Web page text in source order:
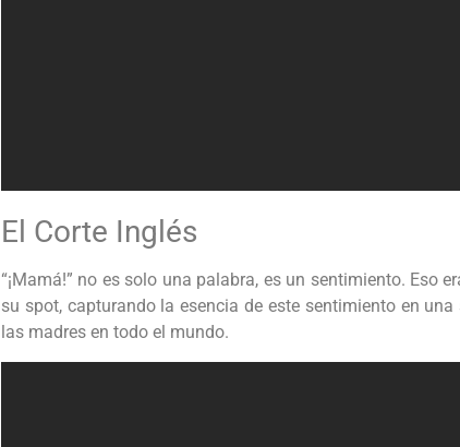
El Corte Inglés
“¡Mamá!” no es solo una palabra, es un sentimiento. Eso
su spot, capturando la esencia de este sentimiento en
las madres en todo el mundo.